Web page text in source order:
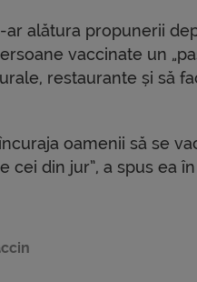
alătura propunerii
vaccinate un
restaurante și să
oamenii să se
din jur”, a spus ea